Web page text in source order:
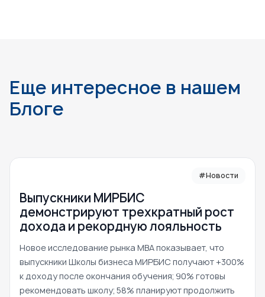
Еще интересное в нашем
Блоге
#Новости
Выпускники МИРБИС
демонстрируют трехкратный рост
дохода и рекордную лояльность
Новое исследование рынка MBA показывает, что
выпускники Школы бизнеса МИРБИС получают +300%
к доходу после окончания обучения; 90% готовы
рекомендовать школу; 58% планируют продолжить